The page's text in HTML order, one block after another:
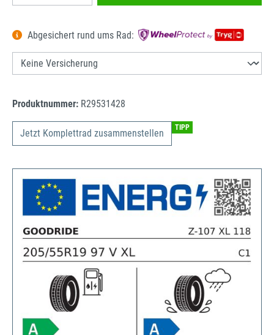
Abgesichert rund ums Rad:
Produktnummer: R29531428
Jetzt Komplettrad zusammenstellen TIPP